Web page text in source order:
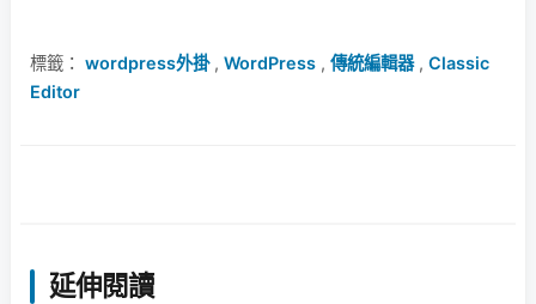
標籤： wordpress外掛, WordPress , 傳統編輯器, Classic
Editor
延伸閱讀